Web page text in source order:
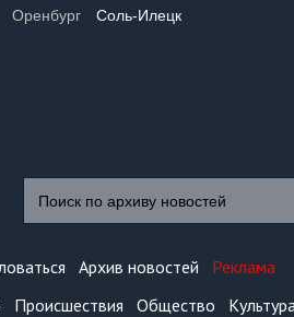
Оренбург Соль-Илецк
Архив новостей
Реклама
Происшествия Общество